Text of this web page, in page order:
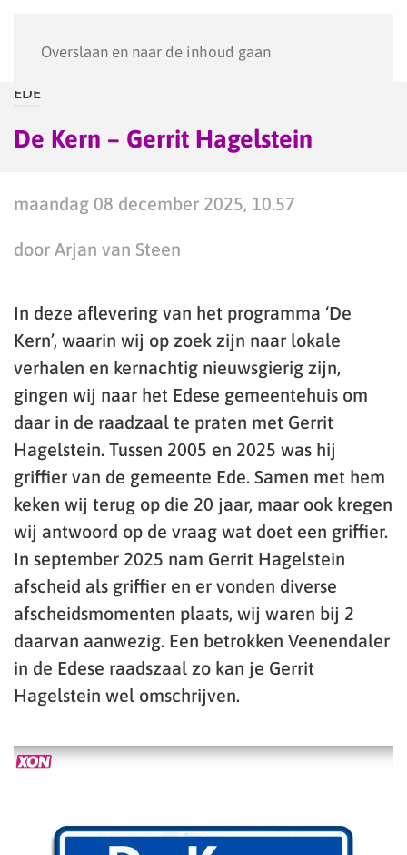
Overslaan en naar de inhoud gaan
EDE
De Kern – Gerrit Hagelstein
maandag 08 december 2025, 10.57
door Arjan van Steen
In deze aflevering van het programma ‘De
Kern’, waarin wij op zoek zijn naar lokale
verhalen en kernachtig nieuwsgierig zijn,
gingen wij naar het Edese gemeentehuis om
daar in de raadzaal te praten met Gerrit
Hagelstein. Tussen 2005 en 2025 was hij
griffier van de gemeente Ede. Samen met hem
keken wij terug op die 20 jaar, maar ook kregen
wij antwoord op de vraag wat doet een griffier.
In september 2025 nam Gerrit Hagelstein
afscheid als griffier en er vonden diverse
afscheidsmomenten plaats, wij waren bij 2
daarvan aanwezig. Een betrokken Veenendaler
in de Edese raadszaal zo kan je Gerrit
Hagelstein wel omschrijven.